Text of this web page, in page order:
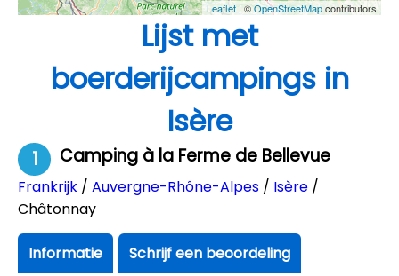
Leaflet | ©OpenStreetMapcontributors
Lijst met
boerderijcampings in
Isère
1 Camping à la Ferme de Bellevue
Frankrijk / Auvergne-Rhône-Alpes / Isère /
Châtonnay
Informatie Schrijf een beoordeling